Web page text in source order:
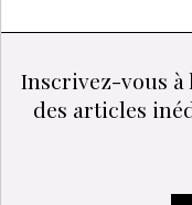
Inscrivez-vous
des articles